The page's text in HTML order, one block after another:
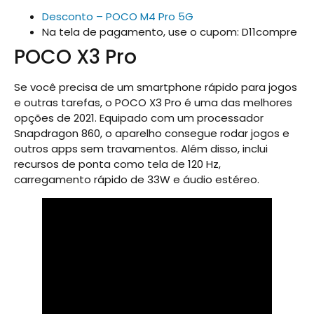
Desconto – POCO M4 Pro 5G
Na tela de pagamento, use o cupom: D11compre
POCO X3 Pro
Se você precisa de um smartphone rápido para jogos
e outras tarefas, o POCO X3 Pro é uma das melhores
opções de 2021. Equipado com um processador
Snapdragon 860, o aparelho consegue rodar jogos e
outros apps sem travamentos. Além disso, inclui
recursos de ponta como tela de 120 Hz,
carregamento rápido de 33W e áudio estéreo.